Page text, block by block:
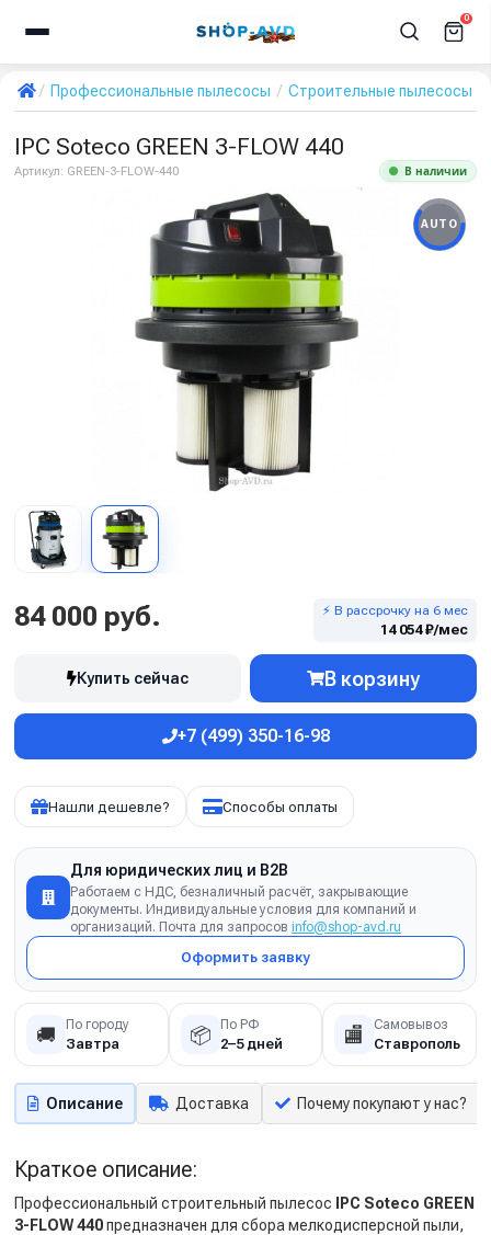
0
Профессиональные пылесосы Строительные пылесосы
IPC Soteco GREEN 3-FLOW 440
Артикул: GREEN-3-FLOW-440 В наличии
AUTO
84 000 руб. ⚡ В рассрочку на 6 мес
14 054 ₽/мес
Купить сейчас В корзину
+7 (499) 350-16-98
Нашли дешевле? Способы оплаты
Для юридических лиц и B2B
Работаем с НДС, безналичный расчёт, закрывающие
документы. Индивидуальные условия для компаний и
организаций. Почта для запросов info@shop-avd.ru
Оформить заявку
🚚 По городу
Завтра 📦 По РФ
2–5 дней 🏬 Самовывоз
Ставрополь
Описание Доставка Почему покупают у нас?
Краткое описание:
Профессиональный строительный пылесос
IPC Soteco GREEN
3-FLOW 440предназначен для сбора мелкодисперсной пыли,